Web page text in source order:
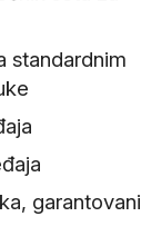
standardnim
garantovani